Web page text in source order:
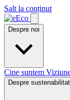
Salt la conținut
Despre noi
Cine suntem
Despre